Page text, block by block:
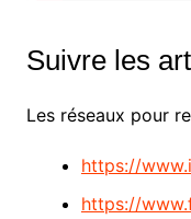
Suivre les
Les réseaux pour
https://
https://